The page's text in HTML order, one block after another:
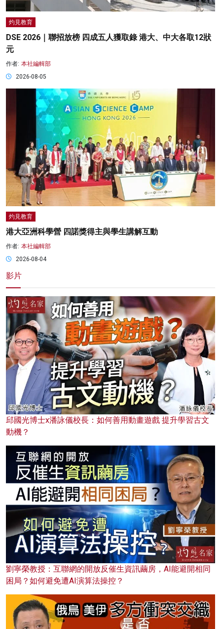
灼見教育
DSE 2026｜聯招放榜 四成五人獲取錄 港大、中大各取12狀
元
作者: 本社編輯部
2026-08-05
灼見教育
港大亞洲科學營 四諾獎得主與學生講解互動
作者: 本社編輯部
2026-08-04
影片
邱國光博士x潘詠儀校長：如何善用動畫遊戲 提升學習古文
動機？
劉寧榮教授：互聯網的開放反催生資訊繭房，AI能避開相同
困局？如何避免遭AI演算法操控？